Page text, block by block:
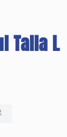
Talla L